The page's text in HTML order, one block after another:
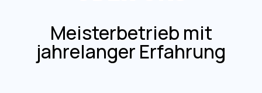
Meisterbetrieb mit
jahrelanger Erfahrung